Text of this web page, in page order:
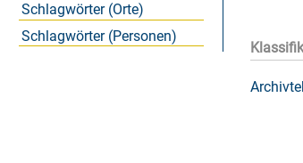
Schlagwörter (Orte)
Schlagwörter (Personen)